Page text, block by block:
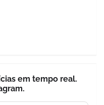
em tempo real.